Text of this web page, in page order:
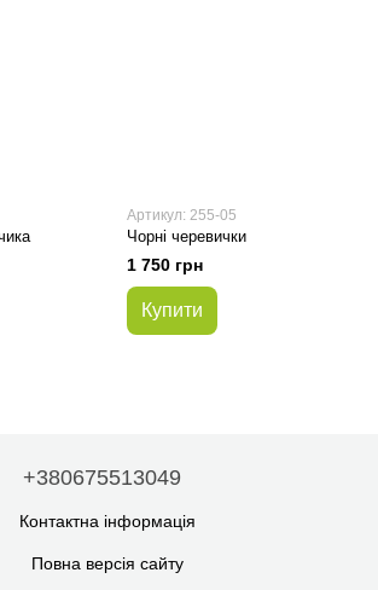
Артикул: 255-05
Чорні черевички
1 750 грн
Купити
+380675513049
Контактна інформація
Повна версія сайту